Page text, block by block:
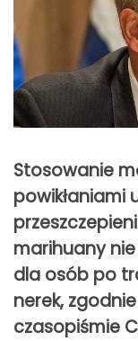
Stosowanie
powikłaniami
marihuany
dla osób po
nerek,
czasopiśmie